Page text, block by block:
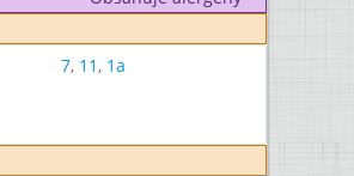
7, 11, 1a